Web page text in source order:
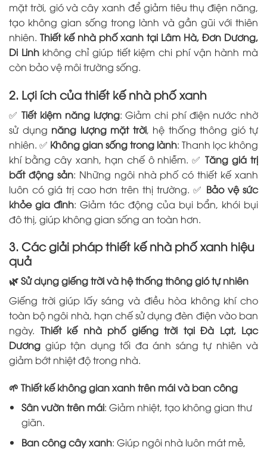
mặt trời, gió và cây xanh để giảm tiêu thụ điện năng,
tạo không gian sống trong lành và gần gũi với thiên
nhiên. Thiết kế nhà phố xanh tại Lâm Hà, Đơn Dương,
Di Linhkhông chỉ giúp tiết kiệm chi phí vận hành mà
còn bảo vệ môi trường sống.
2. Lợi ích của thiết kế nhà phố xanh
✅Tiết kiệm năng lượng: Giảm chi phí điện nước nhờ
sử dụng năng lượng mặt trời, hệ thống thông gió tự
nhiên. ✅ Không gian sống trong lành: Thanh lọc không
khí bằng cây xanh, hạn chế ô nhiễm. ✅Tăng giá trị
bất động sản: Những ngôi nhà phố có thiết kế xanh
luôn có giá trị cao hơn trên thị trường. ✅ Bảo vệ sức
khỏe gia đình: Giảm tác động của bụi bẩn, khói bụi
đô thị, giúp không gian sống an toàn hơn.
3. Các giải pháp thiết kế nhà phố xanh hiệu
quả
🌿Sử dụng giếng trời và hệ thống thông gió tự nhiên
Giếng trời giúp lấy sáng và điều hòa không khí cho
toàn bộ ngôi nhà, hạn chế sử dụng đèn điện vào ban
ngày. Thiết kế nhà phố giếng trời tại Đà Lạt, Lạc
Dương giúp tận dụng tối đa ánh sáng tự nhiên và
giảm bớt nhiệt độ trong nhà.
🌱 Thiết kế không gian xanh trên mái và ban công
Sân vườn trên mái: Giảm nhiệt, tạo không gian thư
giãn.
Ban công cây xanh: Giúp ngôi nhà luôn mát mẻ,